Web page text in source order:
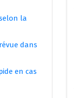
la
dans
en cas